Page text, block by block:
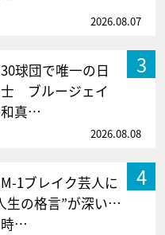
2026.08.07
3
球団で唯一の日
ブルージェイ
真…
2026.08.08
4
1ブレイク芸人に
生の格言”が深い…
時…